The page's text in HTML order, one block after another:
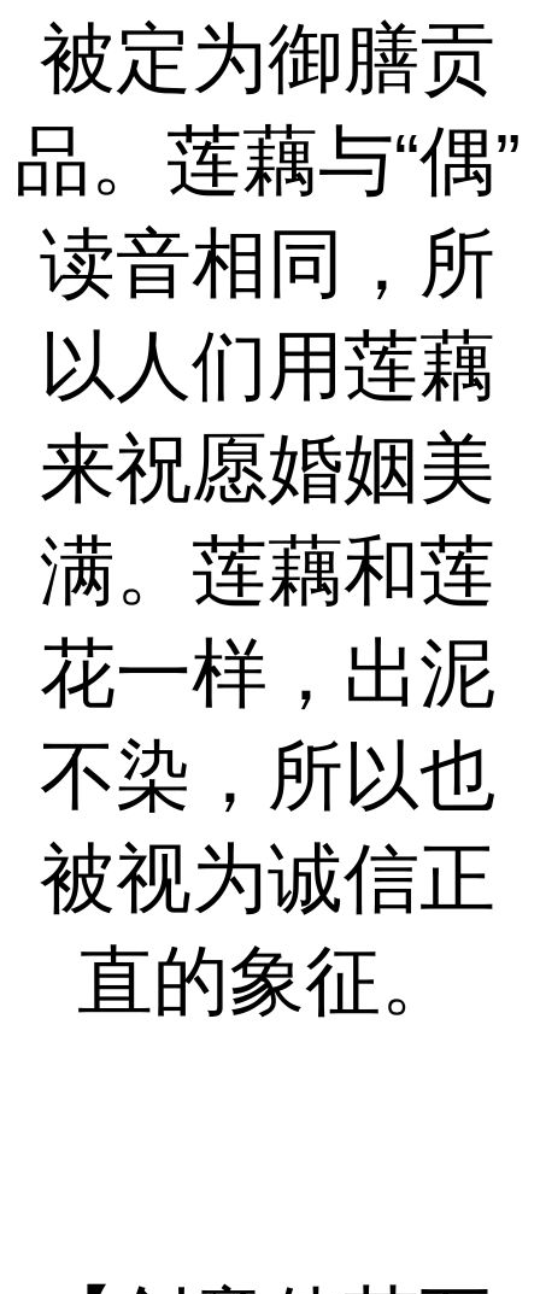
被定为御膳贡
品。莲藕与“偶”
读音相同，所
以人们用莲藕
来祝愿婚姻美
满。莲藕和莲
花一样，出泥
不染，所以也
被视为诚信正
直的象征。